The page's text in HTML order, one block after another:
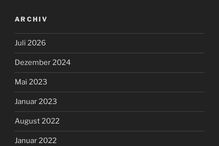
ARCHIV
Juli 2026
Dezember 2024
Mai 2023
Januar 2023
August 2022
Januar 2022